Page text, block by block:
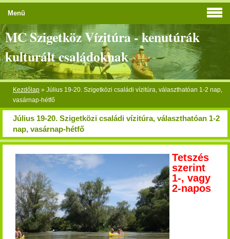
MC Szigetköz Vízitúra - kenutúrák
kulturált családoknak
Kezdőlap » Július 19-20. Szigetközi családi vízitúra, választhatóan 1-2 nap,
vasárnap-hétfő
Július 19-20. Szigetközi családi vízitúra, választhatóan 1-2
nap, vasárnap-hétfő
Tetszés
szerint
1-, vagy
2-napos
Menü